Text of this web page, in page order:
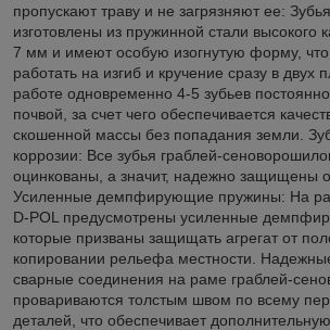
пропускают траву и не загрязняют ее:
изготовлены из пружинной стали высокого
7 мм и имеют особую изогнутую форму, что
работать на изгиб и кручение сразу в двух
работе одновременно 4-5 зубьев
почвой, за счет чего обеспечивается
скошенной массы без попадания земли.
коррозии: Все зубья граблей-
оцинкованы, а значит, надежно защищены
Усиленные демпфирующие пружины: На
D-POL предусмотрены усиленные
которые призваны защищать агрегат от
копировании рельефа местности.
сварные соединения на раме граблей-
провариваются толстым швом по всему
деталей, что обеспечивает